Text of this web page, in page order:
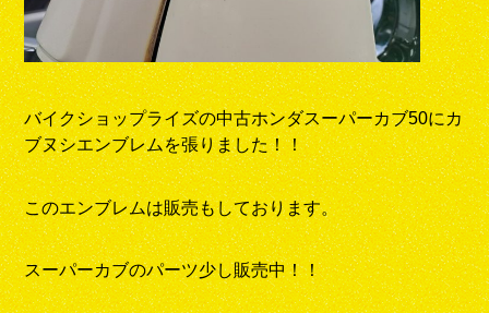
バイクショップライズの中古ホンダスーパーカブ50にカ
ブヌシエンブレムを張りました！！
このエンブレムは販売もしております。
スーパーカブのパーツ少し販売中！！